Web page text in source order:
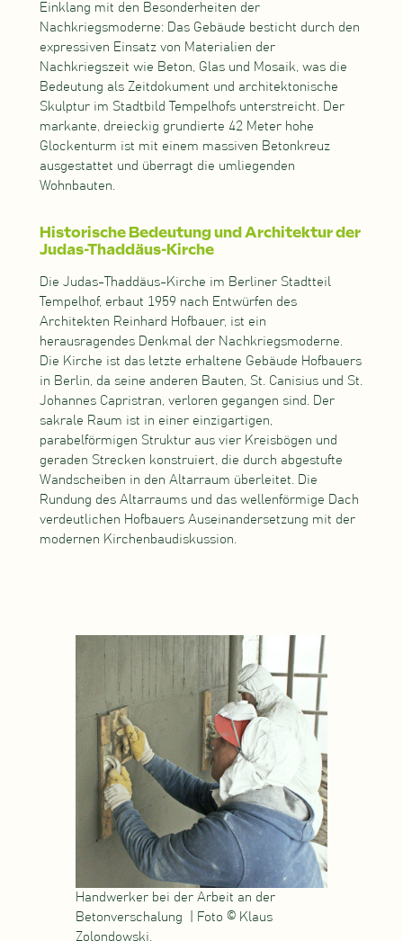
Einklang mit den Besonderheiten der
Nachkriegsmoderne: Das Gebäude besticht durch den
expressiven Einsatz von Materialien der
Nachkriegszeit wie Beton, Glas und Mosaik, was die
Bedeutung als Zeitdokument und architektonische
Skulptur im Stadtbild Tempelhofs unterstreicht. Der
markante, dreieckig grundierte 42 Meter hohe
Glockenturm ist mit einem massiven Betonkreuz
ausgestattet und überragt die umliegenden
Wohnbauten.
Historische Bedeutung und Architektur der
Judas-Thaddäus-Kirche
Die Judas-Thaddäus-Kirche im Berliner Stadtteil
Tempelhof, erbaut 1959 nach Entwürfen des
Architekten Reinhard Hofbauer, ist ein
herausragendes Denkmal der Nachkriegsmoderne.
Die Kirche ist das letzte erhaltene Gebäude Hofbauers
in Berlin, da seine anderen Bauten, St. Canisius und St.
Johannes Capristran, verloren gegangen sind. Der
sakrale Raum ist in einer einzigartigen,
parabelförmigen Struktur aus vier Kreisbögen und
geraden Strecken konstruiert, die durch abgestufte
Wandscheiben in den Altarraum überleitet. Die
Rundung des Altarraums und das wellenförmige Dach
verdeutlichen Hofbauers Auseinandersetzung mit der
modernen Kirchenbaudiskussion.
Handwerker bei der Arbeit an der
Betonverschalung | Foto © Klaus
Zolondowski.